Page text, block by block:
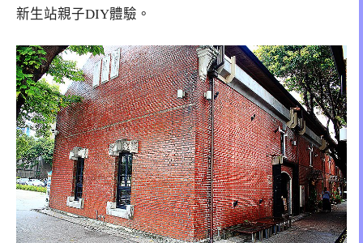
新生站親子DIY體驗。